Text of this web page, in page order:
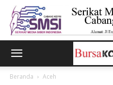
Beranda Aceh